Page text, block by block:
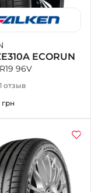
7-184-184
шоссе
911-911-2
643-33-77
923-74-19
ECORUN
96V
1 отзыв
грн